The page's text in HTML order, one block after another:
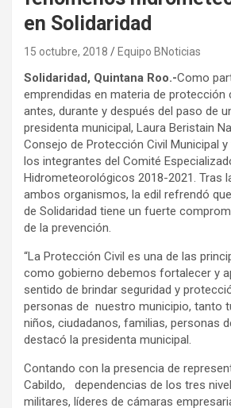
en Solidaridad
15 octubre, 2018 Equipo BNoticias
Solidaridad, Quintana Roo.-Como
emprendidas en materia de protección
antes, durante y después del paso de
presidenta municipal, Laura Beristain
Consejo de Protección Civil Municipal
los integrantes del Comité
Hidrometeorológicos 2018-2021. Tras
ambos organismos, la edil refrendó
de Solidaridad tiene un fuerte
de la prevención.
“La Protección Civil es una de las
como gobierno debemos fortalecer y
sentido de brindar seguridad y
personas de nuestro municipio, tanto
niños, ciudadanos, familias, personas
destacó la presidenta municipal.
Contando con la presencia de
Cabildo, dependencias de los tres
militares, líderes de cámaras